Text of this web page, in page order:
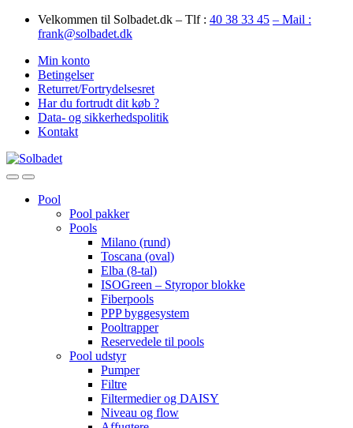
Skip
Skip
Velkommen til Solbadet.dk – Tlf : 40 38 33 45 – Mail :
frank@solbadet.dk
Min konto
Betingelser
Returret/Fortrydelsesret
Har du fortrudt dit køb ?
Data- og sikkerhedspolitik
Kontakt
OpenClose
Pool
Pool pakker
Pools
Milano (rund)
Toscana (oval)
Elba (8-tal)
ISOGreen – Styropor blokke
Fiberpools
PPP byggesystem
Pooltrapper
Reservedele til pools
Pool udstyr
Pumper
Filtre
Filtermedier og DAISY
Niveau og flow